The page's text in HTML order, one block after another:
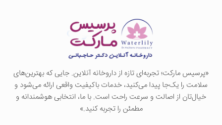
«پرسيس ماركت؛ تجربه‌ای تازه از داروخانه آنلاین. جایی که بهترین‌های
سلامت را یک‌جا پیدا می‌کنید، خدمات باکیفیت واقعی ارائه می‌شود و
خیال‌تان از اصالت و سرعت راحت است. با ما، انتخابی هوشمندانه و
مطمئن را تجربه کنید.»